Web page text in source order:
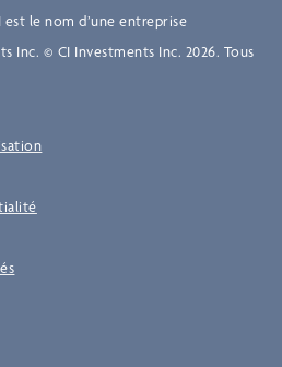
le nom d’une entreprise
Inc. © CI Investments Inc. 2026. Tous